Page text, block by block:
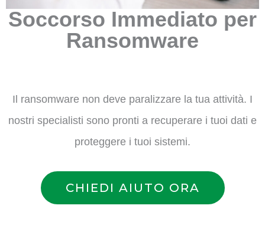
Soccorso Immediato per
Ransomware
Il ransomware non deve paralizzare la tua attività. I
nostri specialisti sono pronti a recuperare i tuoi dati e
proteggere i tuoi sistemi.
CHIEDI AIUTO ORA